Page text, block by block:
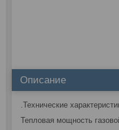
Описание
.Технические
Тепловая мощность